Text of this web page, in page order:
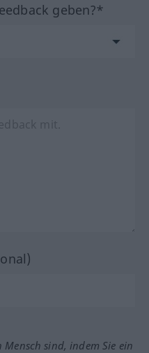
geben?*
Mensch sind, indem Sie ein